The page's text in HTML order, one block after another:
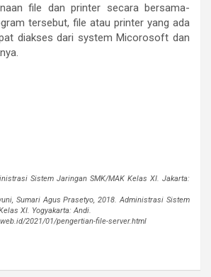
file dan printer secara bersama-
tersebut, file atau printer yang ada
diakses dari system Micorosoft dan
Sistem Jaringan SMK/MAK Kelas XI. Jakarta:
Sumari Agus Prasetyo, 2018. Administrasi Sistem
XI. Yogyakarta: Andi.
2021/01/pengertian-file-server.html